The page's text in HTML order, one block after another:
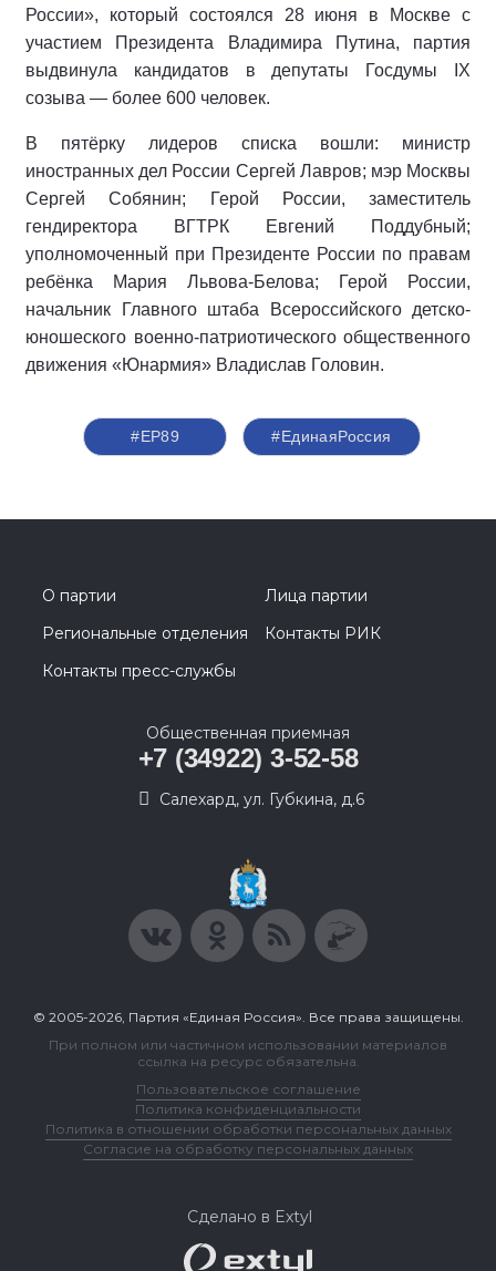
России», который состоялся 28 июня в Москве с
участием Президента Владимира Путина, партия
выдвинула кандидатов в депутаты Госдумы IX
созыва — более 600 человек.
В пятёрку лидеров списка вошли: министр
иностранных дел России Сергей Лавров; мэр Москвы
Сергей Собянин; Герой России, заместитель
гендиректора ВГТРК Евгений Поддубный;
уполномоченный при Президенте России по правам
ребёнка Мария Львова-Белова; Герой России,
начальник Главного штаба Всероссийского детско-
юношеского военно-патриотического общественного
движения «Юнармия» Владислав Головин.
#ЕР89 #‎ЕдинаяРоссия
О партии
Лица партии
Региональные отделения
Контакты РИК
Контакты пресс-службы
Общественная приемная
+7 (34922) 3-52-58
Салехард, ул. Губкина, д.6
© 2005-2026, Партия «Единая Россия». Все права защищены.
При полном или частичном использовании материалов
ссылка на ресурс обязательна.
Пользовательское соглашение
Политика конфиденциальности
Политика в отношении обработки персональных данных
Согласие на обработку персональных данных
Сделано в Extyl